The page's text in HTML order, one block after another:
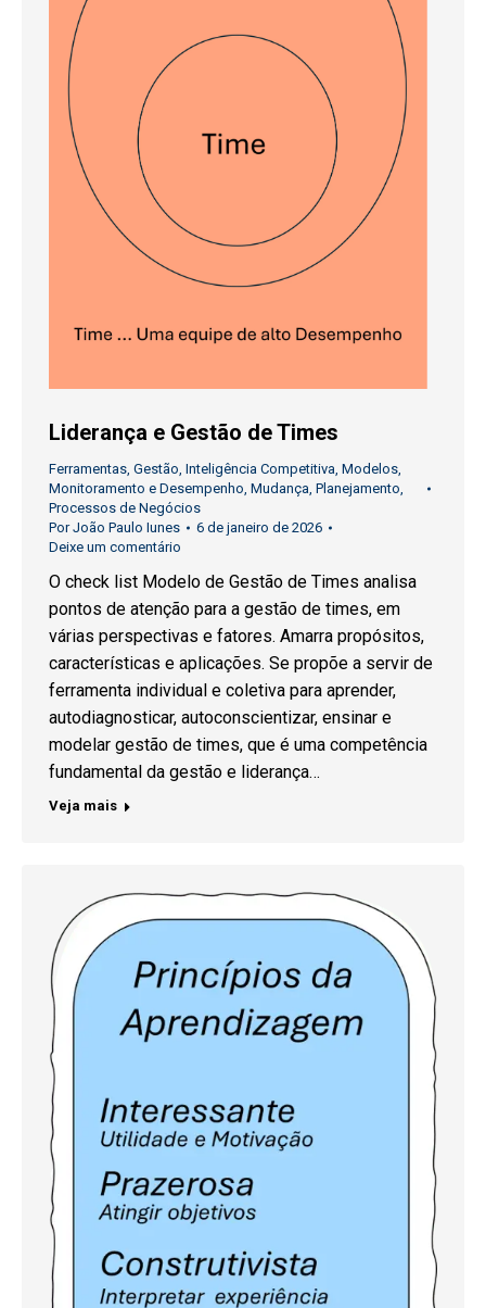
Liderança e Gestão de Times
Ferramentas, Gestão, Inteligência Competitiva, Modelos,
Monitoramento e Desempenho, Mudança, Planejamento,
Processos de Negócios
PorJoão Paulo Iunes
6 de janeiro de 2026
Deixe um comentário
O check list Modelo de Gestão de Times analisa
pontos de atenção para a gestão de times, em
várias perspectivas e fatores. Amarra propósitos,
características e aplicações. Se propõe a servir de
ferramenta individual e coletiva para aprender,
autodiagnosticar, autoconscientizar, ensinar e
modelar gestão de times, que é uma competência
fundamental da gestão e liderança…
Veja mais